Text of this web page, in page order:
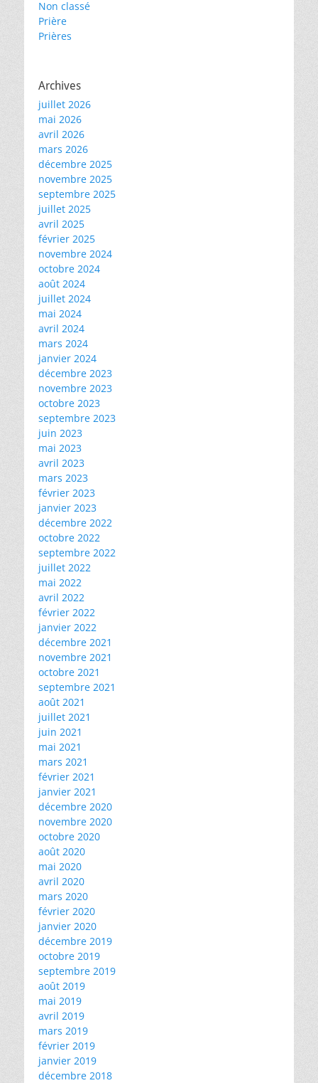
Non classé
Prière
Prières
Archives
juillet 2026
mai 2026
avril 2026
mars 2026
décembre 2025
novembre 2025
septembre 2025
juillet 2025
avril 2025
février 2025
novembre 2024
octobre 2024
août 2024
juillet 2024
mai 2024
avril 2024
mars 2024
janvier 2024
décembre 2023
novembre 2023
octobre 2023
septembre 2023
juin 2023
mai 2023
avril 2023
mars 2023
février 2023
janvier 2023
décembre 2022
octobre 2022
septembre 2022
juillet 2022
mai 2022
avril 2022
février 2022
janvier 2022
décembre 2021
novembre 2021
octobre 2021
septembre 2021
août 2021
juillet 2021
juin 2021
mai 2021
mars 2021
février 2021
janvier 2021
décembre 2020
novembre 2020
octobre 2020
août 2020
mai 2020
avril 2020
mars 2020
février 2020
janvier 2020
décembre 2019
octobre 2019
septembre 2019
août 2019
mai 2019
avril 2019
mars 2019
février 2019
janvier 2019
décembre 2018